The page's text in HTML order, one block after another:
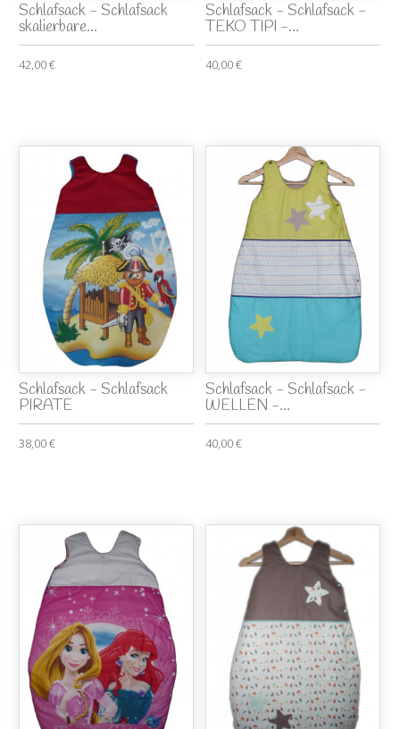
Schlafsack - Schlafsack
skalierbare...
42,00 €
Schlafsack - Schlafsack -
TEKO TIPI -...
40,00 €
Schlafsack - Schlafsack
PIRATE
38,00 €
Schlafsack - Schlafsack -
WELLEN -...
40,00 €